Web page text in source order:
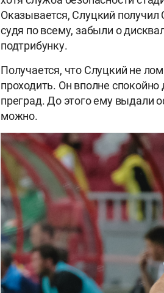
Оказывается, Слуцкий получил
судя по всему, забыли о
подтрибунку.
Получается, что Слуцкий не
проходить. Он вполне
преград. До этого ему выдали
можно.